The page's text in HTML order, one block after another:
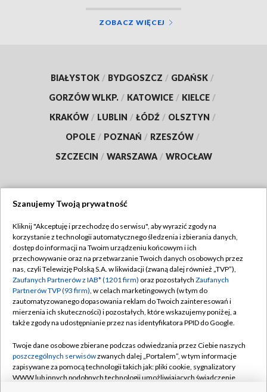
ZOBACZ WIĘCEJ
BIAŁYSTOK / BYDGOSZCZ / GDAŃSK /
GORZÓW WLKP. / KATOWICE / KIELCE /
KRAKÓW / LUBLIN / ŁÓDŹ / OLSZTYN /
OPOLE / POZNAŃ / RZESZÓW /
SZCZECIN / WARSZAWA / WROCŁAW
TVP
Abonament TVP
Emisja w TVP
Centrum informacji TVP
Naziemna Telewizja Cyfrowa
Rada Programowa
System NOS
Regulamin TVP
Polityka prywatności
Moje zgody
Pomoc
Kontakt
Szanujemy Twoją prywatność
Kliknij "Akceptuję i przechodzę do serwisu", aby wyrazić zgody na
korzystanie z technologii automatycznego śledzenia i zbierania danych,
dostęp do informacji na Twoim urządzeniu końcowym i ich
przechowywanie oraz na przetwarzanie Twoich danych osobowych przez
nas, czyli Telewizję Polską S.A. w likwidacji (zwaną dalej również „TVP”),
Zaufanych Partnerów z IAB* (1201 firm) oraz pozostałych Zaufanych
Partnerów TVP (93 firm), w celach marketingowych (w tym do
zautomatyzowanego dopasowania reklam do Twoich zainteresowań i
mierzenia ich skuteczności) i pozostałych, które wskazujemy poniżej, a
także zgody na udostępnianie przez nas identyfikatora PPID do Google.
Twoje dane osobowe zbierane podczas odwiedzania przez Ciebie naszych
poszczególnych serwisówzwanych dalej „Portalem”, w tym informacje
zapisywane za pomocą technologii takich jak: pliki cookie, sygnalizatory
WWW lub innych podobnych technologii umożliwiających świadczenie